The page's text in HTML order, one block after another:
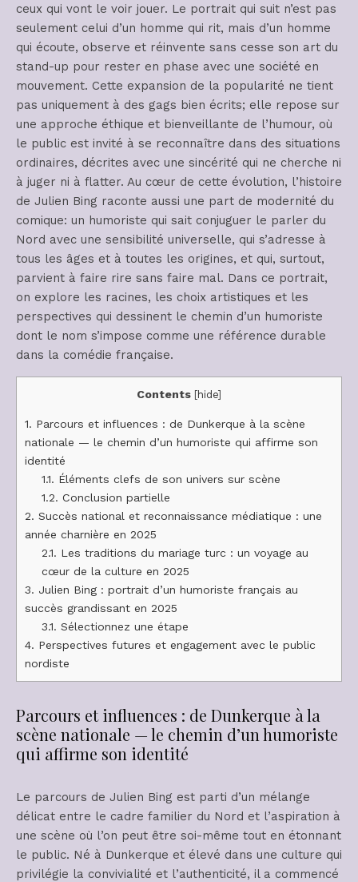
ceux qui vont le voir jouer. Le portrait qui suit n’est pas
seulement celui d’un homme qui rit, mais d’un homme
qui écoute, observe et réinvente sans cesse son art du
stand-up pour rester en phase avec une société en
mouvement. Cette expansion de la popularité ne tient
pas uniquement à des gags bien écrits; elle repose sur
une approche éthique et bienveillante de l’humour, où
le public est invité à se reconnaître dans des situations
ordinaires, décrites avec une sincérité qui ne cherche ni
à juger ni à flatter. Au cœur de cette évolution, l’histoire
de Julien Bing raconte aussi une part de modernité du
comique: un humoriste qui sait conjuguer le parler du
Nord avec une sensibilité universelle, qui s’adresse à
tous les âges et à toutes les origines, et qui, surtout,
parvient à faire rire sans faire mal. Dans ce portrait,
on explore les racines, les choix artistiques et les
perspectives qui dessinent le chemin d’un humoriste
dont le nom s’impose comme une référence durable
dans la comédie française.
Contents [hide]
1. Parcours et influences : de Dunkerque à la scène
nationale — le chemin d’un humoriste qui affirme son
identité
1.1. Éléments clefs de son univers sur scène
1.2. Conclusion partielle
2. Succès national et reconnaissance médiatique : une
année charnière en 2025
2.1. Les traditions du mariage turc : un voyage au
cœur de la culture en 2025
3. Julien Bing : portrait d’un humoriste français au
succès grandissant en 2025
3.1. Sélectionnez une étape
4. Perspectives futures et engagement avec le public
nordiste
Parcours et influences : de Dunkerque à la
scène nationale — le chemin d’un humoriste
qui affirme son identité
Le parcours de Julien Bing est parti d’un mélange
délicat entre le cadre familier du Nord et l’aspiration à
une scène où l’on peut être soi-même tout en étonnant
le public. Né à Dunkerque et élevé dans une culture qui
privilégie la convivialité et l’authenticité, il a commencé